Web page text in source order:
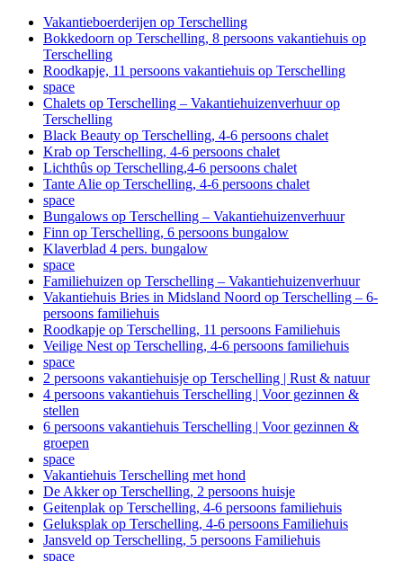
Vakantieboerderijen op Terschelling
Bokkedoorn op Terschelling, 8 persoons vakantiehuis op
Terschelling
Roodkapje, 11 persoons vakantiehuis op Terschelling
space
Chalets op Terschelling – Vakantiehuizenverhuur op
Terschelling
Black Beauty op Terschelling, 4-6 persoons chalet
Krab op Terschelling, 4-6 persoons chalet
Lichthûs op Terschelling,4-6 persoons chalet
Tante Alie op Terschelling, 4-6 persoons chalet
space
Bungalows op Terschelling – Vakantiehuizenverhuur
Finn op Terschelling, 6 persoons bungalow
Klaverblad 4 pers. bungalow
space
Familiehuizen op Terschelling – Vakantiehuizenverhuur
Vakantiehuis Bries in Midsland Noord op Terschelling – 6-
persoons familiehuis
Roodkapje op Terschelling, 11 persoons Familiehuis
Veilige Nest op Terschelling, 4-6 persoons familiehuis
space
2 persoons vakantiehuisje op Terschelling | Rust & natuur
4 persoons vakantiehuis Terschelling | Voor gezinnen &
stellen
6 persoons vakantiehuis Terschelling | Voor gezinnen &
groepen
space
Vakantiehuis Terschelling met hond
De Akker op Terschelling, 2 persoons huisje
Geitenplak op Terschelling, 4-6 persoons familiehuis
Geluksplak op Terschelling, 4-6 persoons Familiehuis
Jansveld op Terschelling, 5 persoons Familiehuis
space